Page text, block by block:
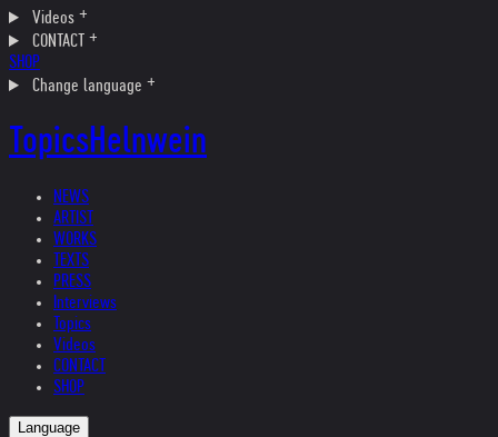
Videos
CONTACT
SHOP
Change language
TopicsHelnwein
NEWS
ARTIST
WORKS
TEXTS
PRESS
Interviews
Topics
Videos
CONTACT
SHOP
Language